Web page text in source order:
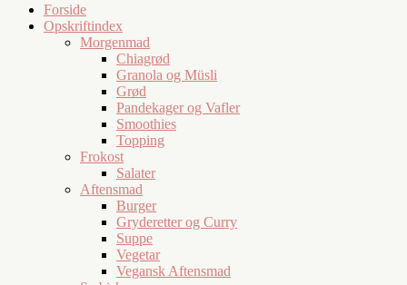
Forside
Opskriftindex
Morgenmad
Chiagrød
Granola og Müsli
Grød
Pandekager og Vafler
Smoothies
Topping
Frokost
Salater
Aftensmad
Burger
Gryderetter og Curry
Suppe
Vegetar
Vegansk Aftensmad